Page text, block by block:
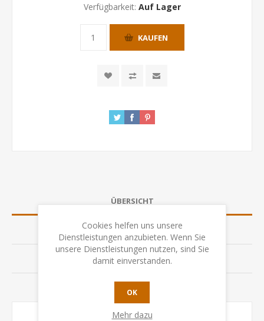
Verfügbarkeit: Auf Lager
KAUFEN
ÜBERSICHT
SPEZIFIKATION
BEWERTUNGEN
KONTAKTIEREN SIE UNS
Cookies helfen uns unsere
Dienstleistungen anzubieten. Wenn Sie
unsere Dienstleistungen nutzen, sind Sie
damit einverstanden.
OK
Mehr dazu